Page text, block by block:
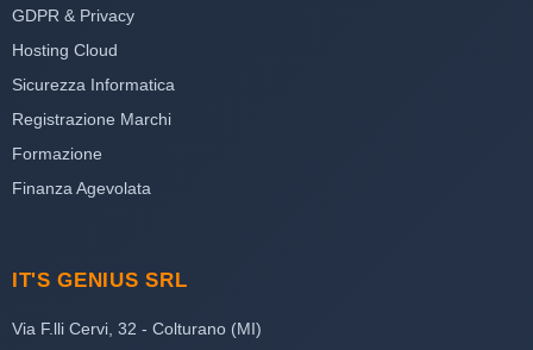
GDPR & Privacy
Hosting Cloud
Sicurezza Informatica
Registrazione Marchi
Formazione
Finanza Agevolata
IT'S GENIUS SRL
Via F.lli Cervi, 32 - Colturano (MI)